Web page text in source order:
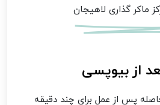
ماکر گذاری لاهیجان
از بیوپسی
پس از عمل برای چند دقیقه